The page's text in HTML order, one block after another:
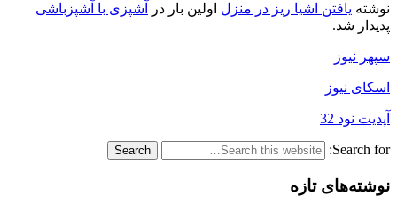
نوشته یافتن اشیا ریز در منزل اولین بار در
آشپزی با آشپزباشی
پدیدار شد.
سپهر نیوز
اسکای نیوز
آپدیت نود 32
Search for:
نوشته‌های تازه